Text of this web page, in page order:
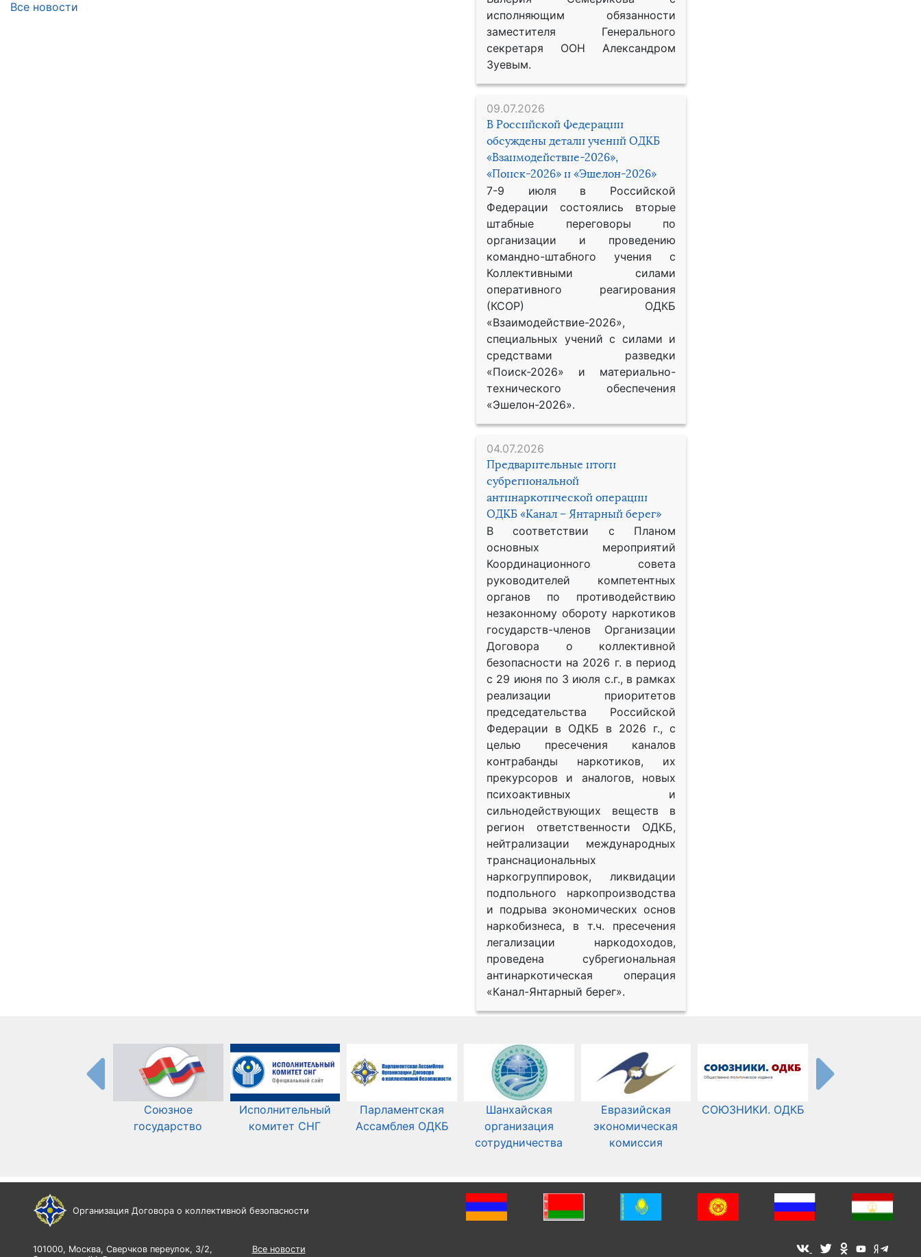
исполняющим обязанности
заместителя Генерального
секретаря ООН Александром
Зуевым.
09.07.2026
В Российской Федерации
обсуждены детали учений ОДКБ
«Взаимодействие-2026»,
«Поиск-2026» и «Эшелон-2026»
7-9 июля в Российской
Федерации состоялись вторые
штабные переговоры по
организации и проведению
командно-штабного учения с
Коллективными силами
оперативного реагирования
(КСОР) ОДКБ
«Взаимодействие-2026»,
специальных учений с силами и
средствами разведки
«Поиск-2026» и материально-
технического обеспечения
«Эшелон-2026».
04.07.2026
Предварительные итоги
субрегиональной
антинаркотической операции
ОДКБ «Канал – Янтарный берег»
В соответствии с Планом
основных мероприятий
Координационного совета
руководителей компетентных
органов по противодействию
незаконному обороту наркотиков
государств-членов Организации
Договора о коллективной
безопасности на 2026 г. в период
с 29 июня по 3 июля с.г., в рамках
реализации приоритетов
председательства Российской
Федерации в ОДКБ в 2026 г., с
целью пресечения каналов
контрабанды наркотиков, их
прекурсоров и аналогов, новых
психоактивных и
сильнодействующих веществ в
регион ответственности ОДКБ,
нейтрализации международных
транснациональных
наркогруппировок, ликвидации
подпольного наркопроизводства
и подрыва экономических основ
наркобизнеса, в т.ч. пресечения
легализации наркодоходов,
проведена субрегиональная
антинаркотическая операция
«Канал-Янтарный берег».
Все новости
Союзное
государство
Исполнительный
комитет СНГ
Парламентская
Ассамблея ОДКБ
Шанхайская
организация
сотрудничества
Евразийская
экономическая
комиссия
СОЮЗНИКИ. ОДКБ
Организация Договора о коллективной безопасности
101000, Москва, Сверчков переулок, 3/2,
Все новости